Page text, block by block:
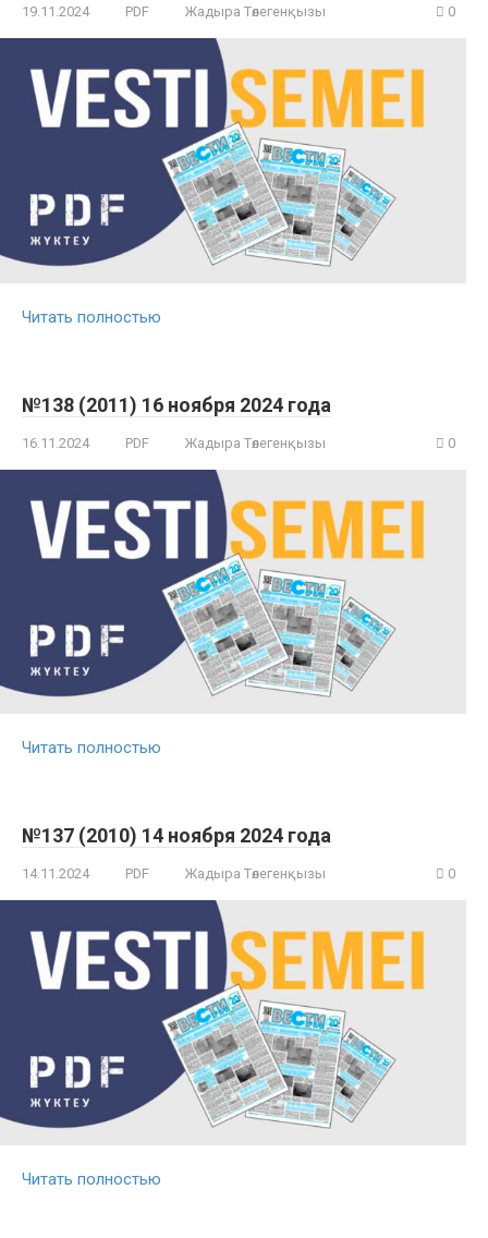
19.11.2024 PDF Жадыра Төлегенқызы 0
Читать полностью
№138 (2011) 16 ноября 2024 года
16.11.2024 PDF Жадыра Төлегенқызы 0
Читать полностью
№137 (2010) 14 ноября 2024 года
14.11.2024 PDF Жадыра Төлегенқызы 0
Читать полностью